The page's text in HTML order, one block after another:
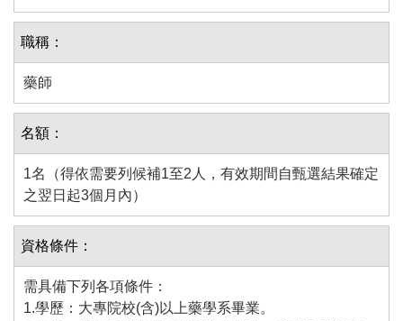
職稱：
藥師
名額：
1名（得依需要列候補1至2人，有效期間自甄選結果確定
之翌日起3個月內）
資格條件：
需具備下列各項條件：
1.學歷：大專院校(含)以上藥學系畢業。